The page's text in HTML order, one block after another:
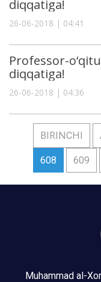
diqqatiga!
26-06-2018 | 04:41
Professor-
diqqatiga!
26-06-2018 | 04:36
BIRINCHI
608 609
Muhammad al-